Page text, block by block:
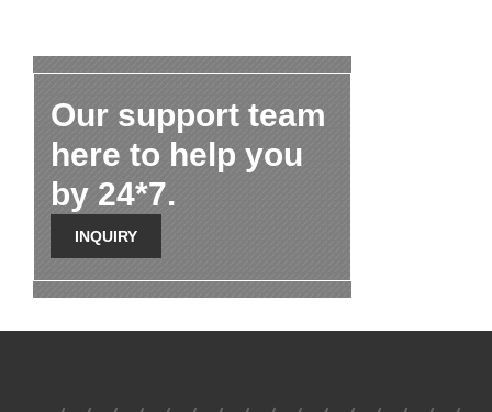
Our support team
here to help you
by 24*7.
INQUIRY